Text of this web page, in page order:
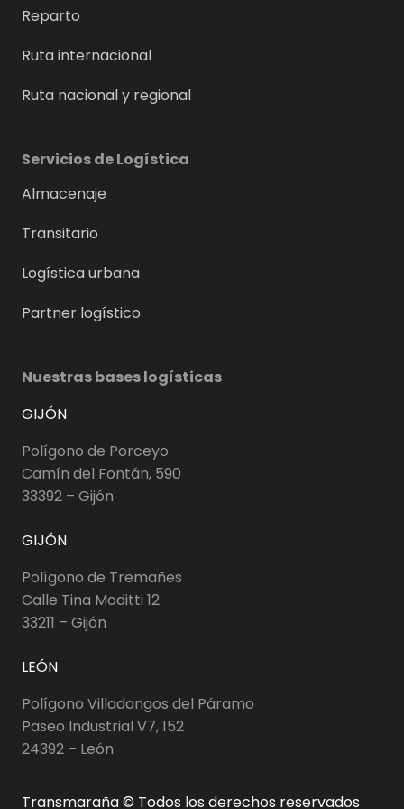
Reparto
Ruta internacional
Ruta nacional y regional
Servicios de Logística
Almacenaje
Transitario
Logística urbana
Partner logístico
Nuestras bases logísticas
GIJÓN
Polígono de Porceyo
Camín del Fontán, 590
33392 – Gijón
GIJÓN
Polígono de Tremañes
Calle Tina Moditti 12
33211 – Gijón
LEÓN
Polígono Villadangos del Páramo
Paseo Industrial V7, 152
24392 – León
Transmaraña © Todos los derechos reservados